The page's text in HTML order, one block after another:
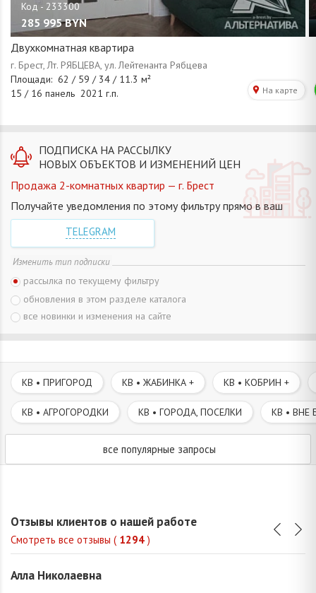
285 995 BYN
Двухкомнатная квартира
ПОДПИСКА НА РАССЫЛКУ
НОВЫХ ОБЪЕКТОВ И ИЗМЕНЕНИЙ ЦЕН
Продажа 2-комнатных квартир — г. Брест
Получайте уведомления по этому фильтру прямо в ваш
TELEGRAM
Изменить тип подписки
рассылка по текущему фильтру
обновления в этом разделе каталога
все новинки и изменения на сайте
КВ • ПРИГОРОД КВ • ЖАБИНКА + КВ • КОБРИН +
КВ • АГРОГОРОДКИ КВ • ГОРОДА, ПОСЕЛКИ КВ • ВНЕ
все популярные запросы
Отзывы клиентов о нашей работе
Смотреть все отзывы ( 1294 )
Алла Николаевна